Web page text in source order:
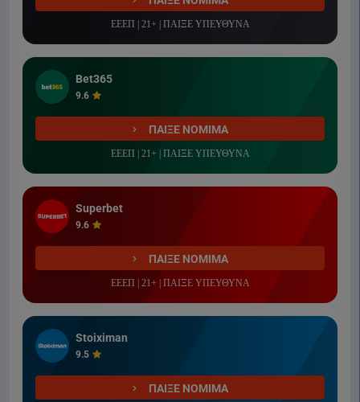
ΕΕΕΠ | 21+ | ΠΑΙΞΕ ΥΠΕΥΘΥΝΑ
Bet365
9.6
ΠΑΙΞΕ ΝΟΜΙΜΑ
ΕΕΕΠ | 21+ | ΠΑΙΞΕ ΥΠΕΥΘΥΝΑ
Superbet
9.6
ΠΑΙΞΕ ΝΟΜΙΜΑ
ΕΕΕΠ | 21+ | ΠΑΙΞΕ ΥΠΕΥΘΥΝΑ
Stoiximan
9.5
ΠΑΙΞΕ ΝΟΜΙΜΑ